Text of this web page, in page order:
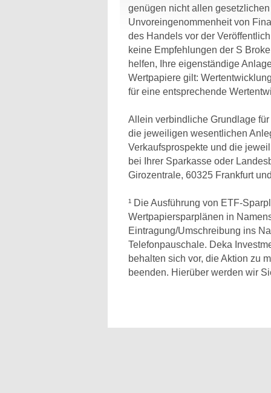
genügen nicht allen
Unvoreingenommenheit von
des Handels vor der
keine Empfehlungen der S
helfen, Ihre eigenständige
Wertpapiere gilt:
für eine entsprechende
Allein verbindliche Grundlage
die jeweiligen wesentlichen
Verkaufsprospekte und die
bei Ihrer Sparkasse oder
Girozentrale, 60325 Frankfurt
¹ Die Ausführung von ETF-
Wertpapiersparplänen in
Eintragung/Umschreibung ins
Telefonpauschale. Deka
behalten sich vor, die Aktion zu
beenden. Hierüber werden wir